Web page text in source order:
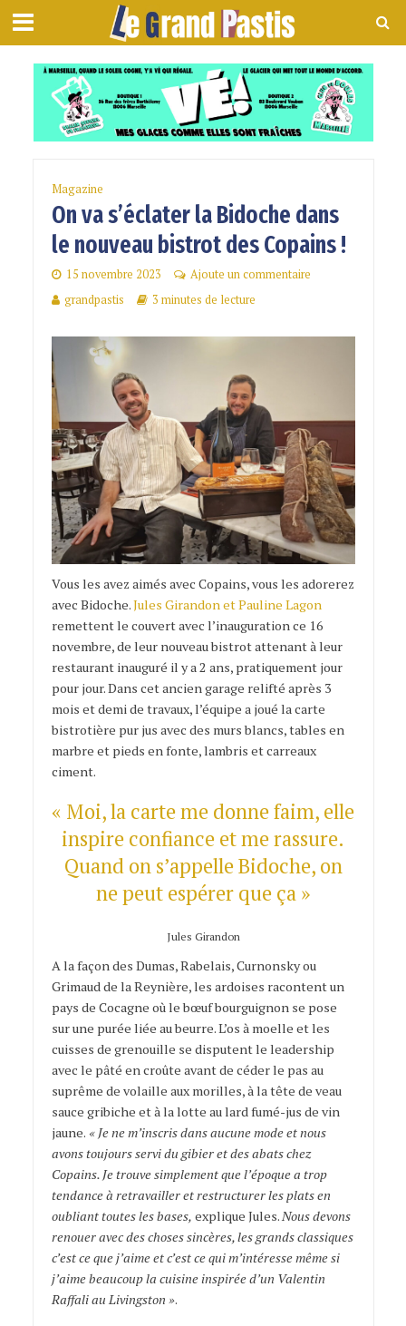
Magazine
On va s’éclater la Bidoche dans
le nouveau bistrot des Copains !
15 novembre 2023
Ajoute un commentaire
grandpastis
3 minutes de lecture
Vous les avez aimés avec Copains, vous les adorerez
avec Bidoche.Jules Girandon et Pauline Lagon
remettent le couvert avec l’inauguration ce 16
novembre, de leur nouveau bistrot attenant à leur
restaurant inauguré il y a 2 ans, pratiquement jour
pour jour. Dans cet ancien garage relifté après 3
mois et demi de travaux, l’équipe a joué la carte
bistrotière pur jus avec des murs blancs, tables en
marbre et pieds en fonte, lambris et carreaux
ciment.
« Moi, la carte me donne faim, elle
inspire confiance et me rassure.
Quand on s’appelle Bidoche, on
ne peut espérer que ça »
Jules Girandon
A la façon des Dumas, Rabelais, Curnonsky ou
Grimaud de la Reynière, les ardoises racontent un
pays de Cocagne où le bœuf bourguignon se pose
sur une purée liée au beurre. L’os à moelle et les
cuisses de grenouille se disputent le leadership
avec le pâté en croûte avant de céder le pas au
suprême de volaille aux morilles, à la tête de veau
sauce gribiche et à la lotte au lard fumé-jus de vin
jaune. « Je ne m’inscris dans aucune mode et nous
avons toujours servi du gibier et des abats chez
Copains. Je trouve simplement que l’époque a trop
tendance à retravailler et restructurer les plats en
oubliant toutes les bases, explique Jules.Nous devons
renouer avec des choses sincères, les grands classiques
c’est ce que j’aime et c’est ce qui m’intéresse même si
j’aime beaucoup la cuisine inspirée d’un Valentin
Raffali au Livingston ».